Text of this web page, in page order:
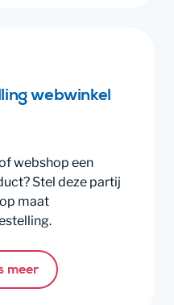
webwinkel
webshop een
Stel deze partij
maat
meer